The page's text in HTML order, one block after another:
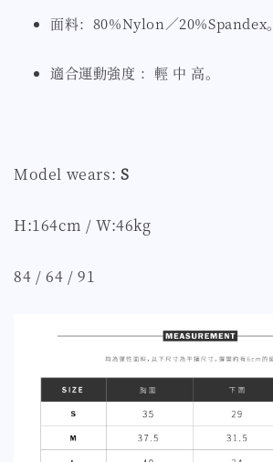
面料：80%Nylon／20%Spandex。
適合運動強度 ：輕 中 高。
Model wears: S
H:164cm / W:46kg
84 / 64 / 91